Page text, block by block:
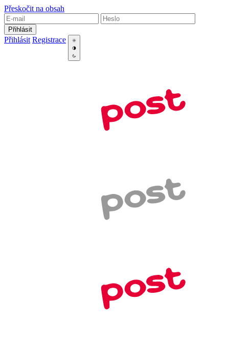
Přeskočit na obsah
Přihlásit
Přihlásit Registrace